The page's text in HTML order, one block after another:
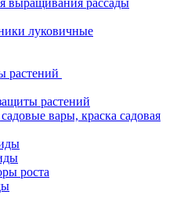
луковичные
растений
растений
вары, краска садовая
роста